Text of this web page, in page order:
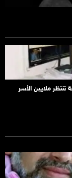
ملايين الأسر